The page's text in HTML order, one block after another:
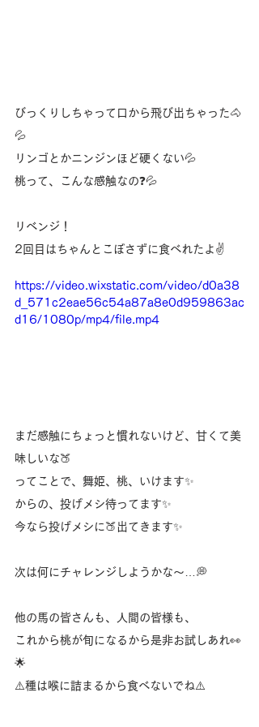
びっくりしちゃって口から飛び出ちゃった🐴
💦
リンゴとかニンジンほど硬くない💦
桃って、こんな感触なの❓💦
リベンジ！
2回目はちゃんとこぼさずに食べれたよ✌️
https://video.wixstatic.com/video/d0a38
d_571c2eae56c54a87a8e0d959863ac
d16/1080p/mp4/file.mp4
まだ感触にちょっと慣れないけど、甘くて美
味しいな🍑
ってことで、舞姫、桃、いけます✨️
からの、投げメシ待ってます✨️
今なら投げメシに🍑出てきます✨️
次は何にチャレンジしようかな〜…💭
他の馬の皆さんも、人間の皆様も、
これから桃が旬になるから是非お試しあれ👀
🌟
⚠️種は喉に詰まるから食べないでね⚠️